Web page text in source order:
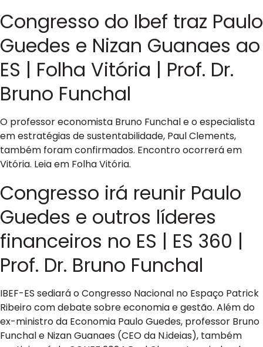
Congresso do Ibef traz Paulo
Guedes e Nizan Guanaes ao
ES | Folha Vitória | Prof. Dr.
Bruno Funchal
O professor economista Bruno Funchal e o especialista
em estratégias de sustentabilidade, Paul Clements,
também foram confirmados. Encontro ocorrerá em
Vitória. Leia em Folha Vitória.
Congresso irá reunir Paulo
Guedes e outros líderes
financeiros no ES | ES 360 |
Prof. Dr. Bruno Funchal
IBEF-ES sediará o Congresso Nacional no Espaço Patrick
Ribeiro com debate sobre economia e gestão. Além do
ex-ministro da Economia Paulo Guedes, professor Bruno
Funchal e Nizan Guanaes (CEO da N.ideias), também